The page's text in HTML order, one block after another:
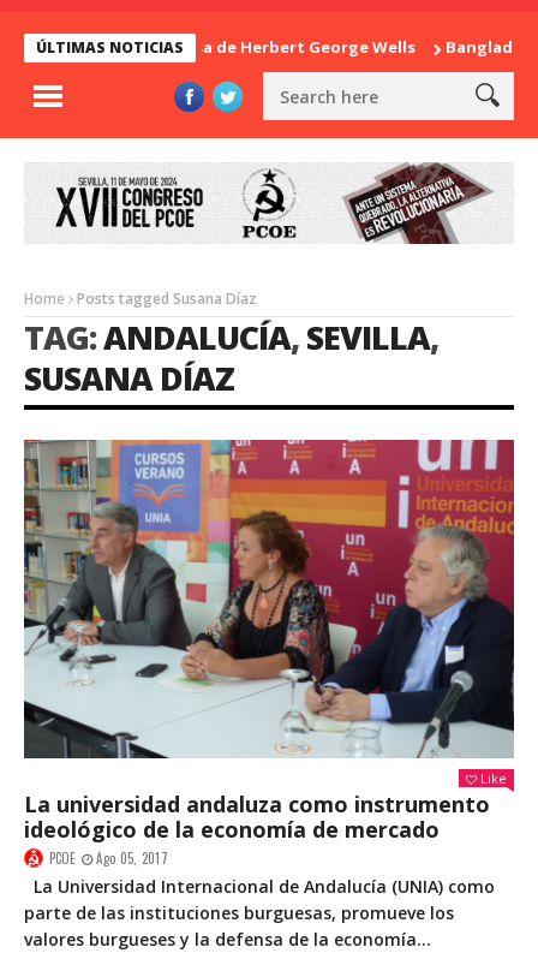
ÚLTIMAS NOTICIAS
La sorpresa de Herbert George Wells Bangladesh:
Home Posts tagged Susana Díaz
TAG:ANDALUCÍA,SEVILLA,
SUSANA DÍAZ
Like
La universidad andaluza como instrumento
ideológico de la economía de mercado
PCOE Ago 05, 2017
La Universidad Internacional de Andalucía (UNIA) como
parte de las instituciones burguesas, promueve los
valores burgueses y la defensa de la economía...